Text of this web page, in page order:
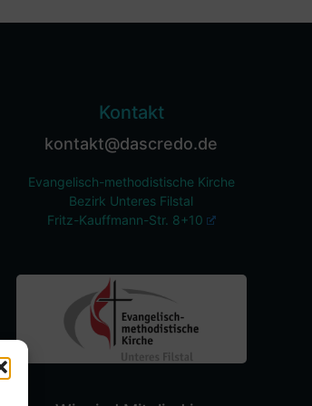
Kontakt
kontakt@dascredo.de
Evangelisch-methodistische Kirche
Bezirk Unteres Filstal
Fritz-Kauffmann-Str. 8+10